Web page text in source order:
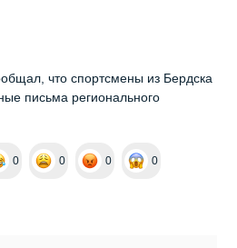
что спортсмены из Бердска
письма регионального
0 0 0 0